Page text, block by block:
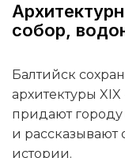
собор,
Балтийск
архитектуры
придают
и рассказывают
истории.